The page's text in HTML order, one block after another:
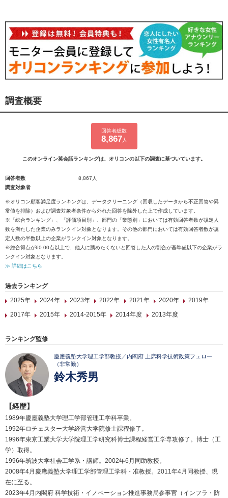
調査概要
回答者総数
8,867 人
このオンライン英会話ランキングは、オリコンの以下の調査に基づいています。
回答者数
8,867人
調査対象者
※オリコン顧客満足度ランキングは、データクリーニング（回収したデータから不正回答や異
常値を排除）および調査対象者条件から外れた回答を除外した上で作成しています。
※「総合ランキング」、「評価項目別」、部門の「業態別」においては有効回答者数が規定人
数を満たした企業のみランクイン対象となります。その他の部門においては有効回答者数が規
定人数の半数以上の企業がランクイン対象となります。
※総合得点が60.00点以上で、他人に薦めたくないと回答した人の割合が基準値以下の企業がラ
ンクイン対象となります。
≫ 詳細はこちら
過去ランキング
2025年
2024年 2023年 2022年 2021年 2020年
2019年
2017年
2015年 2014-2015年 2014年度 2013年度
ランキング監修
慶應義塾大学理工学部教授／内閣府 上席科学技術政策フェロー
（非常勤）
鈴木秀男
【経歴】
1989年慶應義塾大学理工学部管理工学科卒業。
1992年ロチェスター大学経営大学院修士課程修了。
1996年東京工業大学大学院理工学研究科博士課程経営工学専攻修了。博士（工
学）取得。
1996年筑波大学社会工学系・講師。2002年6月同助教授。
2008年4月慶應義塾大学理工学部管理工学科・准教授。2011年4月同教授、現
在に至る。
2023年4月内閣府 科学技術・イノベーション推進事務局参事官（インフラ・防